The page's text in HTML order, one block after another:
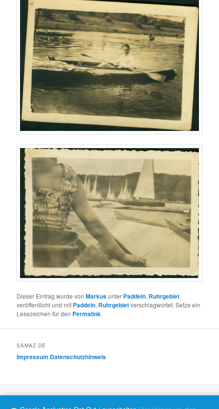
Dieser Eintrag wurde vonMarkusunter Paddeln, Ruhrgebiet
veröffentlicht und mit Paddeln, Ruhrgebietverschlagwortet. Setze ein
Lesezeichen für den Permalink.
SAMAZ.DE
Impressum Datenschutzhinweis